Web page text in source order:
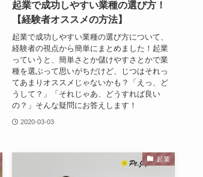
起業で成功しやすい業種の選び方！
【経験者オススメの方法】
起業で成功しやすい業種の選び方について、
経験者の視点から簡単にまとめました！起業
っていうと、簡単さとか儲けやすさとかで業
種を選ぶって思いがちだけど、じつはそれっ
てあまりオススメじゃないかも？「えっ、ど
うして？」「それじゃあ、どうすれば良い
の？」そんな疑問にお答えします！
2020-03-03
起業